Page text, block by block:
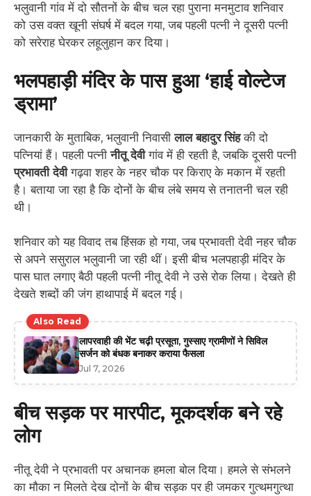
भलुवानी गांव में दो सौतनों के बीच चल रहा पुराना मनमुटाव शनिवार
को उस वक्त खूनी संघर्ष में बदल गया, जब पहली पत्नी ने दूसरी पत्नी
को सरेराह घेरकर लहूलुहान कर दिया।
भलपहाड़ी मंदिर के पास हुआ ‘हाई वोल्टेज
ड्रामा’
जानकारी के मुताबिक, भलुवानी निवासीलाल बहादुर सिंहकी दो
पत्नियां हैं। पहली पत्नीनीतू देवीगांव में ही रहती है, जबकि दूसरी पत्नी
प्रभावती देवीगढ़वा शहर के नहर चौक पर किराए के मकान में रहती
है। बताया जा रहा है कि दोनों के बीच लंबे समय से तनातनी चल रही
थी।
शनिवार को यह विवाद तब हिंसक हो गया, जब प्रभावती देवी नहर चौक
से अपने ससुराल भलुवानी जा रही थीं। इसी बीच भलपहाड़ी मंदिर के
पास घात लगाए बैठी पहली पत्नी नीतू देवी ने उसे रोक लिया। देखते ही
देखते शब्दों की जंग हाथापाई में बदल गई।
Also Read
लापरवाही की भेंट चढ़ी प्रसूता, गुस्साए ग्रामीणों ने सिविल
सर्जन को बंधक बनाकर कराया फैसला
Jul 7, 2026
बीच सड़क पर मारपीट, मूकदर्शक बने रहे
लोग
नीतू देवी ने प्रभावती पर अचानक हमला बोल दिया। हमले से संभलने
का मौका न मिलते देख दोनों के बीच सड़क पर ही जमकर गुत्थमगुत्था